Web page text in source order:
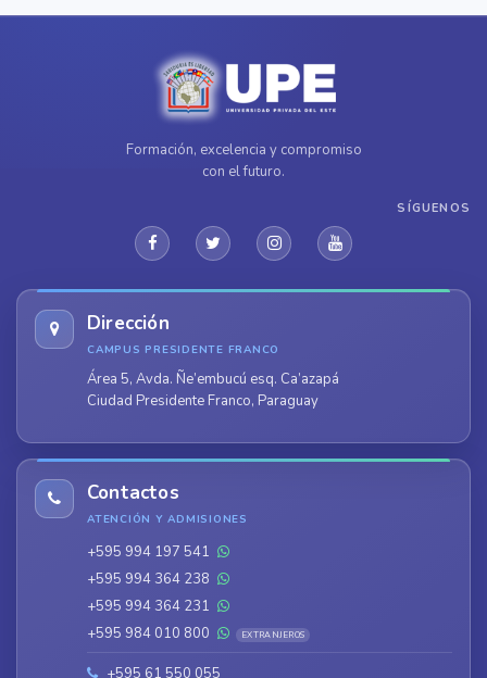
Formación, excelencia y compromiso
con el futuro.
SÍGUENOS
Dirección
CAMPUS PRESIDENTE FRANCO
Área 5, Avda. Ñe’embucú esq. Ca’azapá
Ciudad Presidente Franco, Paraguay
Contactos
ATENCIÓN Y ADMISIONES
+595 994 197 541
+595 994 364 238
+595 994 364 231
+595 984 010 800
EXTRANJEROS
+595 61 550 055